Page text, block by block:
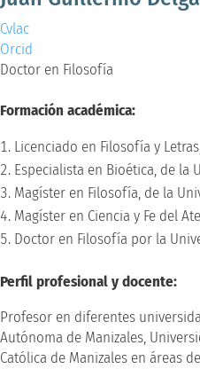
Cvlac
Orcid
Doctor en Filosofía
Formación académica:
Licenciado en Filosofía y
Especialista en Bioética, de la
Magíster en Filosofía, de la
Magíster en Ciencia y Fe del
Doctor en Filosofía por la
Perfil profesional y docente:
Profesor en diferentes
Autónoma de Manizales,
Católica de Manizales en áreas